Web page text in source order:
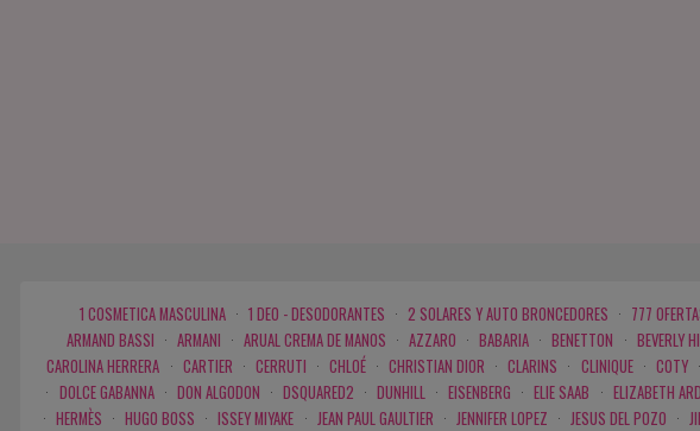
1 COSMETICA MASCULINA · 1 DEO - DESODORANTES · 2 SOLARES Y AUTO BRONCEDORES · 777
ARMAND BASSI · ARMANI · ARUAL CREMA DE MANOS · AZZARO · BABARIA · BENETTON · BEVERLY
CAROLINA HERRERA · CARTIER · CERRUTI · CHLOÉ · CHRISTIAN DIOR · CLARINS · CLINIQUE · COTY ·
· DOLCE GABANNA · DON ALGODON · DSQUARED2 · DUNHILL · EISENBERG · ELIE SAAB · ELIZABETH
· HERMÈS · HUGO BOSS · ISSEY MIYAKE · JEAN PAUL GAULTIER · JENNIFER LOPEZ · JESUS DEL POZO ·